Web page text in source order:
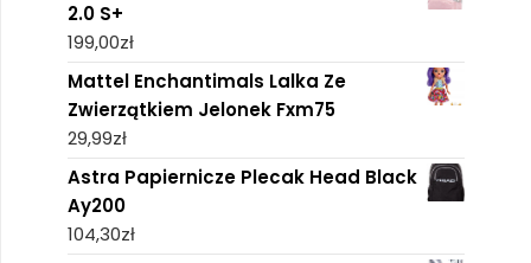
2.0 S+
199,00zł
Mattel Enchantimals Lalka Ze
Zwierzątkiem Jelonek Fxm75
29,99zł
Astra Papiernicze Plecak Head Black
Ay200
104,30zł